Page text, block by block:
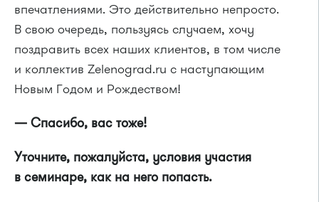
впечатлениями. Это действительно непросто.
В свою очередь, пользуясь случаем, хочу
поздравить всех наших клиентов, в том числе
и коллектив Zelenograd.ru с наступающим
Новым Годом и Рождеством!
— Спасибо, вас тоже!
Уточните, пожалуйста, условия участия
в семинаре, как на него попасть.